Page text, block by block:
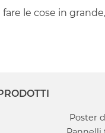
fare le cose in
Poster